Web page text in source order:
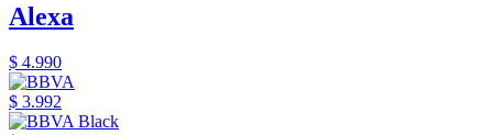
Alexa
$ 4.990
$ 3.992